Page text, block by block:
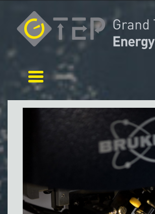
Toggle navigation